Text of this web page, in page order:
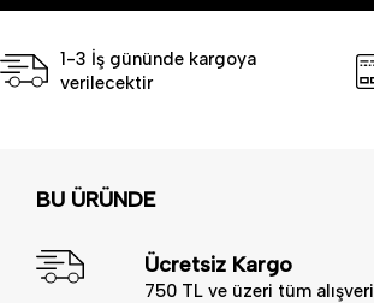
1-3 İş gününde kargoya
verilecektir
BU ÜRÜNDE
Ücretsiz Kargo
750 TL ve üzeri tüm